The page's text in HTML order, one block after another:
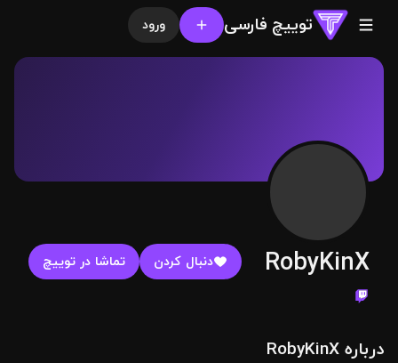
توییچ فارسی ورود
RobyKinX دنبال کردن تماشا در توییچ
درباره RobyKinX